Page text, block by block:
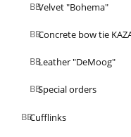
Velvet "Bohema"
Concrete bow tie
Leather "DeMoog"
Special orders
Cufflinks